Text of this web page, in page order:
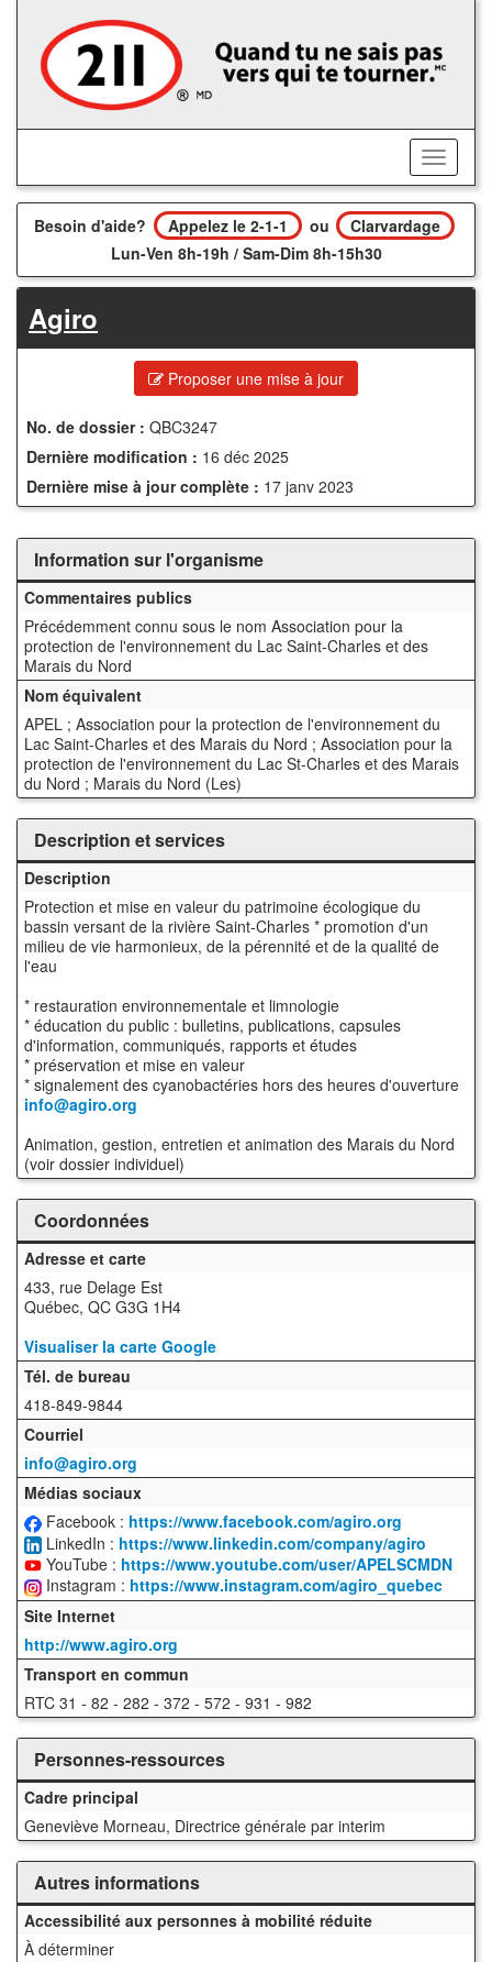
contenu
principal
Activer/
le
menu
Besoin d'aide? Appelez le 2-1-1 ou
Clarvardage
Lun-Ven 8h-19h / Sam-Dim 8h-15h30
Agiro
Proposer une mise à jour
No. de dossier : QBC3247
Dernière modification : 16 déc 2025
Dernière mise à jour complète : 17 janv 2023
Information sur l'organisme
Commentaires publics
Précédemment connu sous le nom Association pour la
protection de l'environnement du Lac Saint-Charles et des
Marais du Nord
Nom équivalent
APEL ; Association pour la protection de l'environnement du
Lac Saint-Charles et des Marais du Nord ; Association pour la
protection de l'environnement du Lac St-Charles et des Marais
du Nord ; Marais du Nord (Les)
Description et services
Description
Protection et mise en valeur du patrimoine écologique du
bassin versant de la rivière Saint-Charles * promotion d'un
milieu de vie harmonieux, de la pérennité et de la qualité de
l'eau
* restauration environnementale et limnologie
* éducation du public : bulletins, publications, capsules
d'information, communiqués, rapports et études
* préservation et mise en valeur
* signalement des cyanobactéries hors des heures d'ouverture
info@agiro.org
Animation, gestion, entretien et animation des Marais du Nord
(voir dossier individuel)
Coordonnées
Adresse et carte
433, rue Delage Est
Québec, QC G3G 1H4
Visualiser la carte Google
Tél. de bureau
418-849-9844
Courriel
info@agiro.org
Médias sociaux
Facebook : https://www.facebook.com/agiro.org
LinkedIn : https://www.linkedin.com/company/agiro
YouTube : https://www.youtube.com/user/APELSCMDN
Instagram : https://www.instagram.com/agiro_quebec
Site Internet
http://www.agiro.org
Transport en commun
RTC 31 - 82 - 282 - 372 - 572 - 931 - 982
Personnes-ressources
Cadre principal
Geneviève Morneau, Directrice générale par interim
Autres informations
Accessibilité aux personnes à mobilité réduite
À déterminer